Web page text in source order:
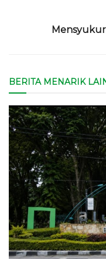
BERITA MENARIK